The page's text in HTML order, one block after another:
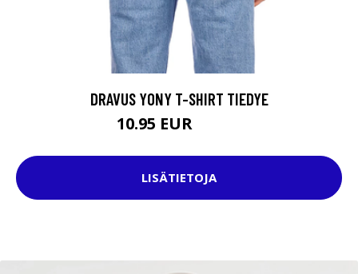
DRAVUS YONY T-SHIRT TIEDYE
10.95 EUR
LISÄTIETOJA